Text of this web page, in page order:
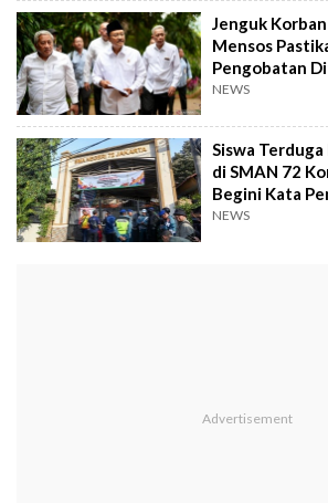
Jenguk
Mensos
Pengobatan
Pemerintah
NEWS
Siswa Terduga
di SMAN 72
Begini Kata
NEWS